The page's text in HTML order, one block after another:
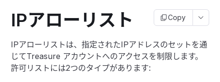
IPアローリスト Copy
IPアローリストは、指定されたIPアドレスのセットを通
じてTreasure アカウントへのアクセスを制限します。
許可リストには2つのタイプがあります: